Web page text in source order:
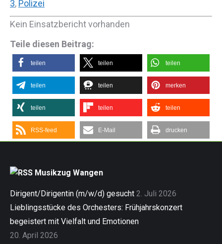
3, Polizei
Kein Einsatzbericht vorhanden
Teile diesen Beitrag:
teilen teilen teilen
teilen teilen merken
teilen teilen teilen
RSS-feed E-Mail drucken
Musikzug Wangen
Dirigent/Dirigentin (m/w/d) gesucht 2. Juli 2026
Lieblingsstücke des Orchesters: Frühjahrskonzert
begeistert mit Vielfalt und Emotionen
20. April 2026